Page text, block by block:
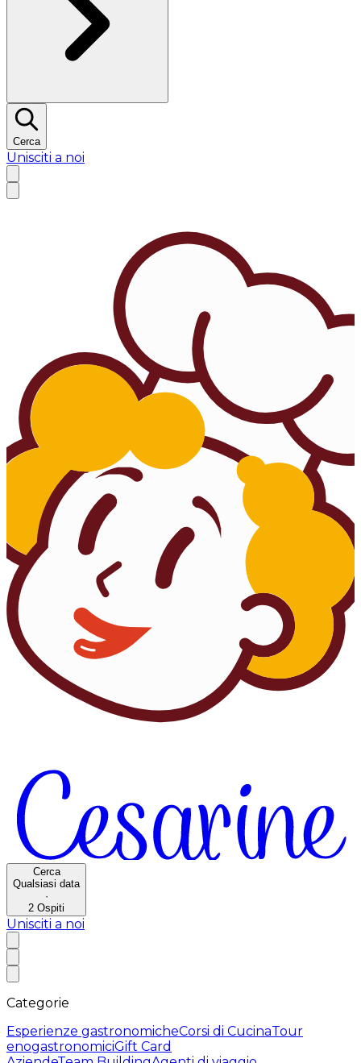
Cerca
Unisciti a noi
Cerca
Qualsiasi data
·
2 Ospiti
Unisciti a noi
Categorie
Esperienze gastronomicheCorsi di CucinaTour
enogastronomiciGift Card